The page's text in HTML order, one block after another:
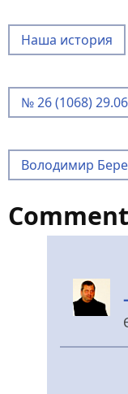
Наша история
№ 26 (1068)
Володимир